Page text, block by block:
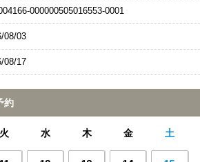
000000505016553-0001
08/03
08/17
約
火 水 木 金 土